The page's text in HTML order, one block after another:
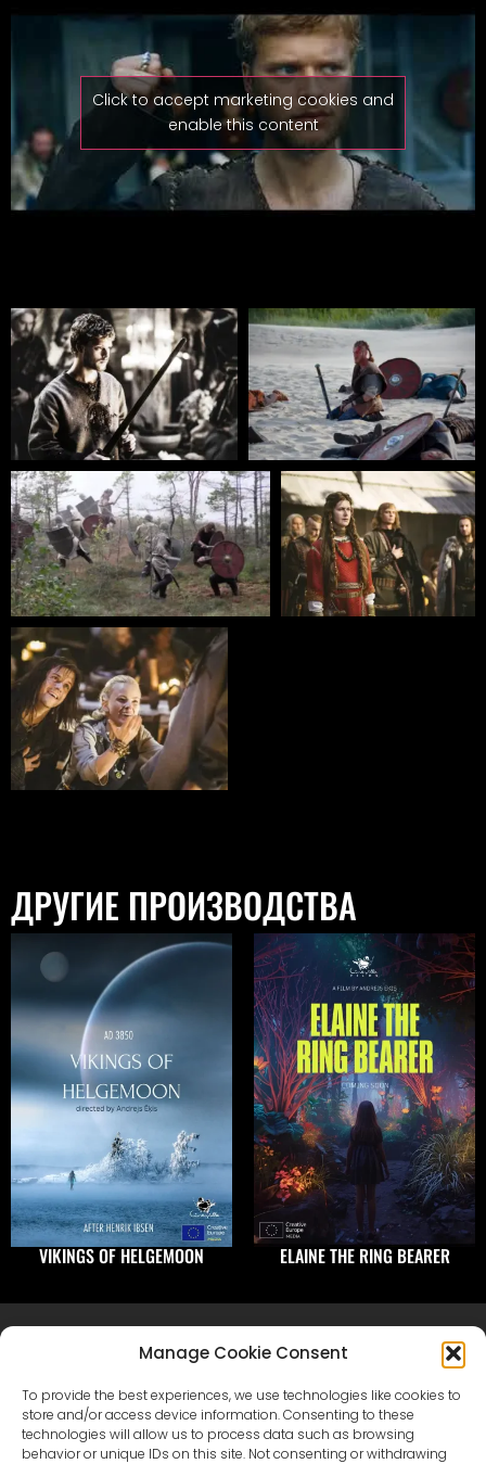
Manage Cookie Consent
To provide the best experiences, we use technologies like cookies to
store and/or access device information. Consenting to these
technologies will allow us to process data such as browsing
behavior or unique IDs on this site. Not consenting or withdrawing
Click to accept marketing cookies and
enable this content
ДРУГИЕ ПРОИЗВОДСТВА
VIKINGS OF HELGEMOON ELAINE THE RING BEARER